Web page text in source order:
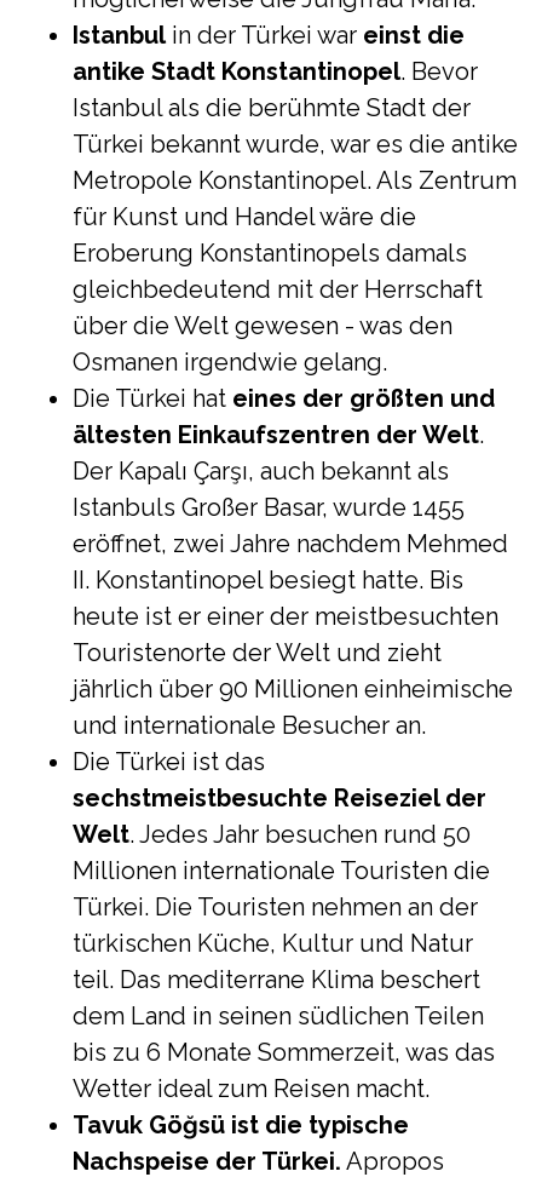
Istanbulin der Türkei war einst die
antike Stadt Konstantinopel. Bevor
Istanbul als die berühmte Stadt der
Türkei bekannt wurde, war es die antike
Metropole Konstantinopel. Als Zentrum
für Kunst und Handel wäre die
Eroberung Konstantinopels damals
gleichbedeutend mit der Herrschaft
über die Welt gewesen - was den
Osmanen irgendwie gelang.
Die Türkei hat eines der größten und
ältesten Einkaufszentren der Welt.
Der Kapalı Çarşı, auch bekannt als
Istanbuls Großer Basar, wurde 1455
eröffnet, zwei Jahre nachdem Mehmed
II. Konstantinopel besiegt hatte. Bis
heute ist er einer der meistbesuchten
Touristenorte der Welt und zieht
jährlich über 90 Millionen einheimische
und internationale Besucher an.
Die Türkei ist das
sechstmeistbesuchte Reiseziel der
Welt. Jedes Jahr besuchen rund 50
Millionen internationale Touristen die
Türkei. Die Touristen nehmen an der
türkischen Küche, Kultur und Natur
teil. Das mediterrane Klima beschert
dem Land in seinen südlichen Teilen
bis zu 6 Monate Sommerzeit, was das
Wetter ideal zum Reisen macht.
Tavuk Göğsü ist die typische
Nachspeise der Türkei. Apropos